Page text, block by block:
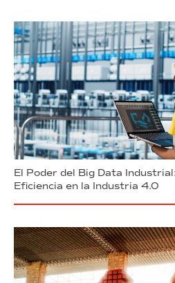
El Poder del Big Data
Eficiencia en la Industria 4.0